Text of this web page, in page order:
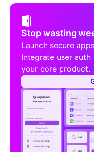
Stop wasting
Launch secure
Integrate user
your core product.